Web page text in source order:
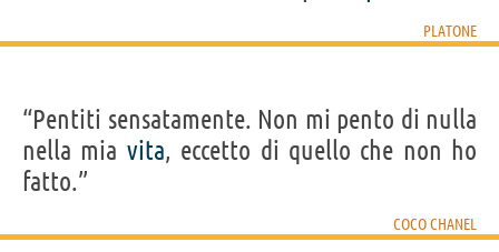
PLATONE
“Pentiti sensatamente. Non mi pento di nulla
nella mia vita, eccetto di quello che non ho
fatto.”
COCO CHANEL